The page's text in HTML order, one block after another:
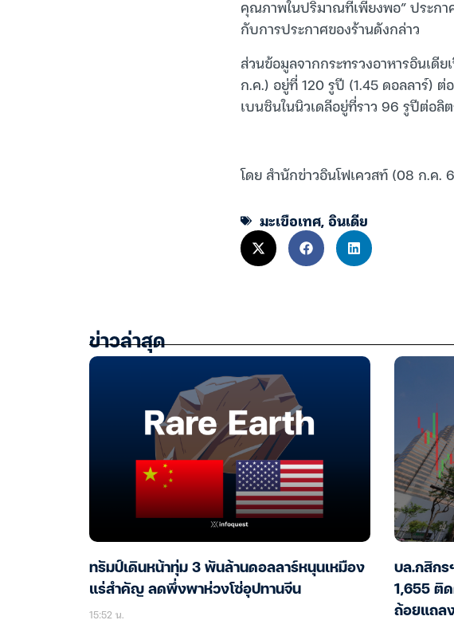
คุณภาพในปริมาณที่เพียงพอ” ประกา
กับการประกาศของร้านดังกล่าว
ส่วนข้อมูลจากกระทรวงอาหารอินเดี
ก.ค.) อยู่ที่ 120 รูปี (1.45 ดอลลาร์)
เบนซินในนิวเดลีอยู่ที่ราว 96 รูปีต่อลิ
โดย สำนักข่าวอินโฟเควสท์ (08 ก.ค.
มะเขือเทศ,อินเดีย
ข่าวล่าสุด
ทรัมป์เดินหน้าทุ่ม 3 พันล้านดอลลาร์หนุนเหมือง
แร่สำคัญ ลดพึ่งพาห่วงโซ่อุปทานจีน
15:52 น.
บล.กสิกร
1,655 ติ
ถ้อยแถล